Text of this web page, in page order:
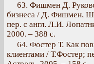
63. Фишмен Д.
бизнеса / Д. Фишмен,
пер. с англ. Л.И.
2000. – 388 с.
64. Фостер Т. Как
клиентами / Т.Фостер;